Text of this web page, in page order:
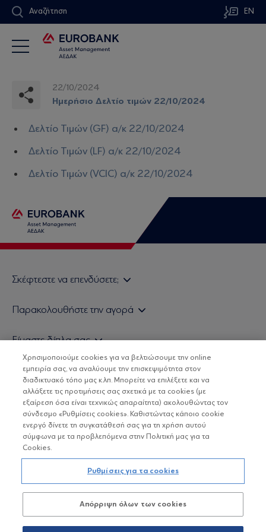
Αναζήτηση EN
22/10/2024
Ημερήσιο Δελτίο τιμών 22/10/2024
Δελτίο Τιμών (GF) α/κ 22/10/2024
Δελτίο Τιμών (LF) α/κ 22/10/2024
Δελτίο Τιμών (VCIC) α/κ 22/10/2024
Σκέφτεστε να επενδύσετε;
Τιμολογιακή Πολιτική
Δείτε τις πολιτικές μας
Βασικές Γνώσεις
Παρακολουθήστε την αγορά
Τα νέα μας
Χρήσιμοι σύνδεσμοι
Είμαστε δίπλα σας
H Eurobank Asset Management ΑΕΔΑΚ
Επενδυτική φιλοσοφία ESG
Πιστοποιημένα στελέχη και συνεργάτες
Αποστολή Βιογραφικών
ΟΙ ΟΣΕΚΑ ΔΕΝ ΕΧΟΥΝ ΕΓΓΥΗΜΕΝΗ ΑΠΟΔΟΣΗ ΚΑΙ ΟΙ
ΠΡΟΗΓΟΥΜΕΝΕΣ ΑΠΟΔΟΣΕΙΣ ΔΕΝ ΔΙΑΣΦΑΛΙΖΟΥΝ ΤΙΣ
ΜΕΛΛΟΝΤΙΚΕΣ
Copyright © Eurobank ΑΕΔΑΚ
Προστασία Προσωπικών Δεδομένων
Όροι χρήσης
Χρησιμοποιούμε cookies για να βελτιώσουμε την online
εμπειρία σας, να αναλύουμε την επισκεψιμότητα στον
διαδικτυακό τόπο μας κ.λπ. Μπορείτε να επιλέξετε και να
αλλάξετε τις προτιμήσεις σας σχετικά με τα cookies (με
εξαίρεση όσα είναι τεχνικώς απαραίτητα) ακολουθώντας τον
σύνδεσμο «Ρυθμίσεις cookies». Καθιστώντας κάποιο cookie
ενεργό δίνετε τη συγκατάθεσή σας για τη χρήση αυτού
σύμφωνα με τα προβλεπόμενα στην Πολιτική μας για τα
Cookies.
Ρυθμίσεις για τα cookies
Απόρριψη όλων των cookies